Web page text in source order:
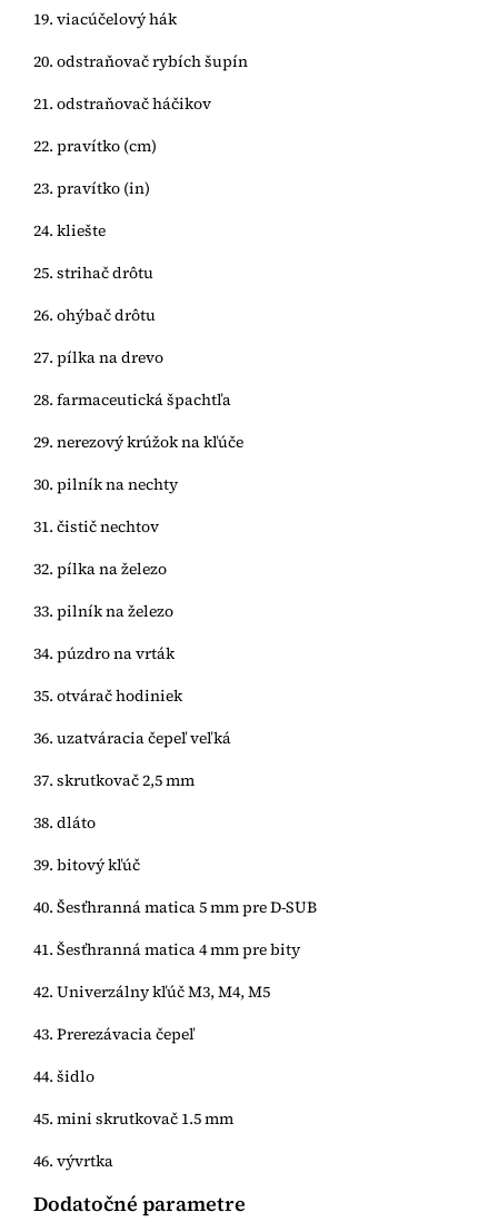
19. viacúčelový hák
20. odstraňovač rybích šupín
21. odstraňovač háčikov
22. pravítko (cm)
23. pravítko (in)
24. kliešte
25. strihač drôtu
26. ohýbač drôtu
27. pílka na drevo
28. farmaceutická špachtľa
29. nerezový krúžok na kľúče
30. pilník na nechty
31. čistič nechtov
32. pílka na železo
33. pilník na železo
34. púzdro na vrták
35. otvárač hodiniek
36. uzatváracia čepeľ veľká
37. skrutkovač 2,5 mm
38. dláto
39. bitový kľúč
40. Šesťhranná matica 5 mm pre D-SUB
41. Šesťhranná matica 4 mm pre bity
42. Univerzálny kľúč M3, M4, M5
43. Prerezávacia čepeľ
44. šidlo
45. mini skrutkovač 1.5 mm
46. vývrtka
Dodatočné parametre